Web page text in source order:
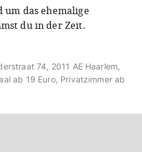
das ehemalige
du in der Zeit.
74, 2011 AE Haarlem,
ab 19 Euro, Privatzimmer ab